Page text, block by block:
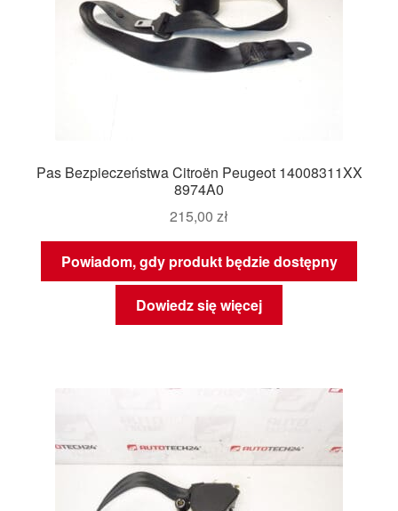
Pas Bezpieczeństwa Citroën Peugeot 14008311XX
8974A0
215,00 zł
Powiadom, gdy produkt będzie dostępny
Dowiedz się więcej